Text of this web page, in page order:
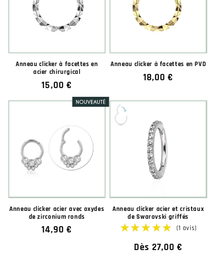
Anneau clicker à facettes en
acier chirurgical
Prix
habituel
15,00 €
Anneau clicker à facettes en PVD
Prix
18,00 €
Anneau clicker acier avec oxydes
de zirconium ronds
Prix
14,90 €
Anneau clicker acier et cristaux
de Swarovski griffés
Prix
Dès 27,00 €